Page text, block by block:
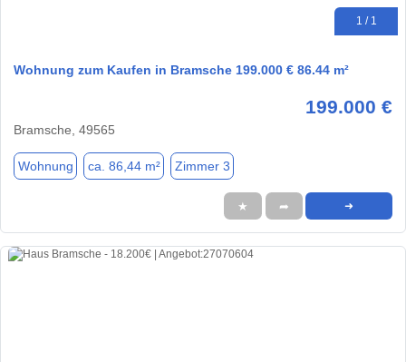
1 / 1
Wohnung zum Kaufen in Bramsche 199.000 € 86.44 m²
199.000 €
Bramsche, 49565
Wohnung ca. 86,44 m² Zimmer 3
★ ➦ ➜